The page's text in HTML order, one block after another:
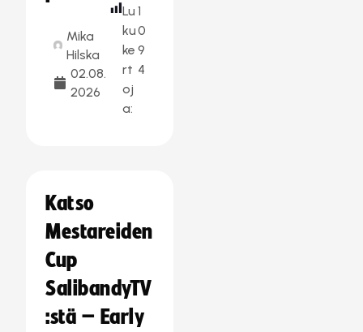
Mika
Hilska
02.08.
2026
Lu
ku
ke
rt
oj
a:
1
0
9
4
Katso
Mestareiden
Cup
SalibandyTV
:stä – Early